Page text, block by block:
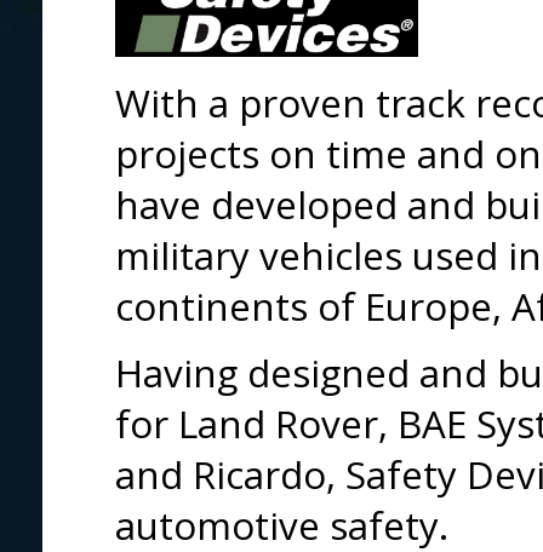
With a proven track
projects on time and
have developed and
military vehicles used
continents of Europe,
Having designed and
for Land Rover, BAE
and Ricardo, Safety
automotive safety.